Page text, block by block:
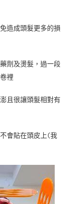
造成頭髮更多的損
劑及燙髮，過一段
裡
且很讓頭髮相對有
會貼在頭皮上(我